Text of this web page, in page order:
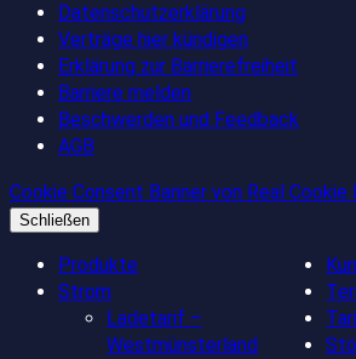
Datenschutzerklärung
Verträge hier kündigen
Erklärung zur Barrierefreiheit
Barriere melden
Beschwerden und Feedback
AGB
Cookie Consent Banner von Real Cookie
Schließen
Produkte
Strom
Ladetarif –
Westmünsterland